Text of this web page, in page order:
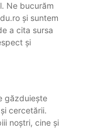
Ne bucurăm
și suntem
a cita sursa
și
găzduiește
cercetării.
noștri, cine și